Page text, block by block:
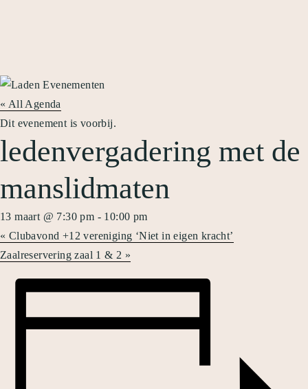
« All Agenda
Dit evenement is voorbij.
ledenvergadering met de
manslidmaten
13 maart @ 7:30 pm - 10:00 pm
« Clubavond +12 vereniging ‘Niet in eigen kracht’
Zaalreservering zaal 1 & 2 »